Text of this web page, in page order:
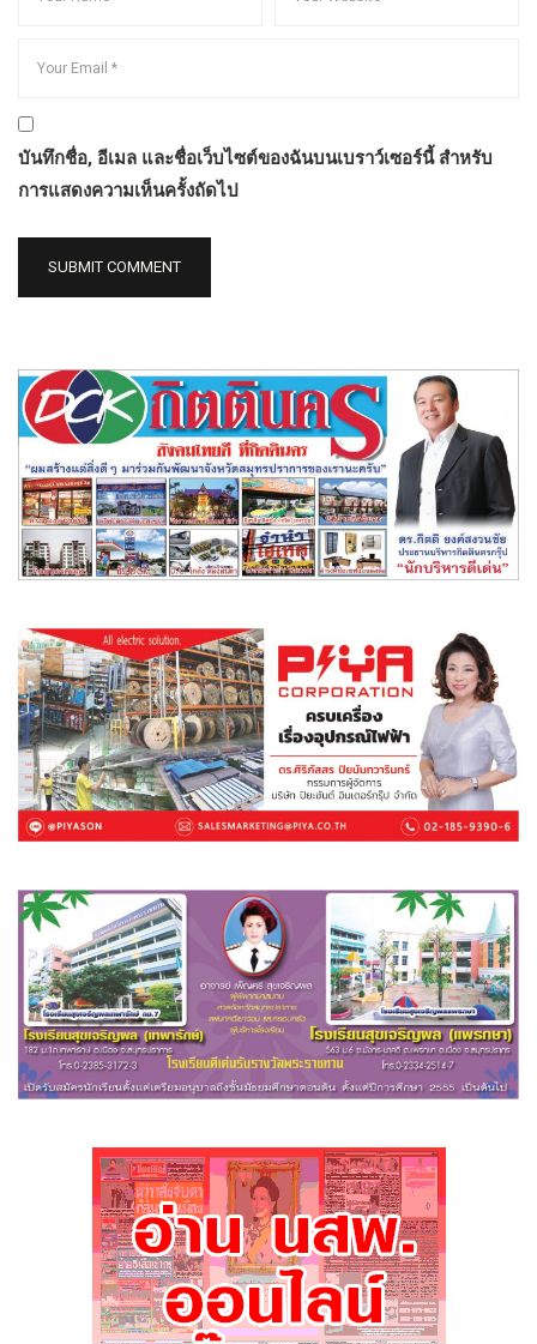
บันทึกชื่อ, อีเมล และชื่อเว็บไซต์ของฉันบนเบราว์เซอร์นี้ สำหรับ
การแสดงความเห็นครั้งถัดไป